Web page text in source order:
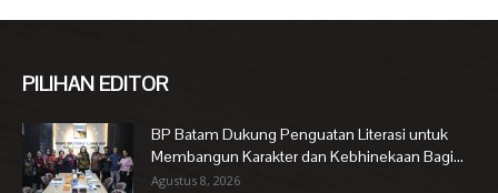
PILIHAN EDITOR
BP Batam Dukung Penguatan Literasi untuk
Membangun Karakter dan Kebhinekaan Bagi...
Agustus 8, 2026